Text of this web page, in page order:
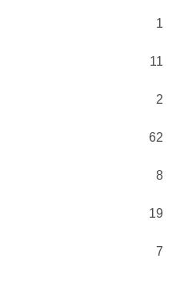
1
11
2
62
8
19
7